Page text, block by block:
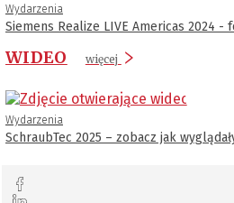
Wydarzenia
Siemens Realize LIVE Americas 2024 -
WIDEO więcej
Wydarzenia
SchraubTec 2025 – zobacz jak